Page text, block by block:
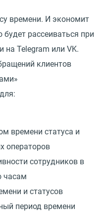
времени. И экономит
рассеиваться при
на Telegram или VK.
времени статуса и
операторов
сотрудников в
часам
и статусов
период времени